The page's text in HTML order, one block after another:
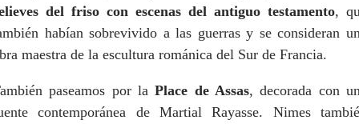
del friso con escenas del antiguo testamento,
habían sobrevivido a las guerras y se consideran
maestra de la escultura románica del Sur de Francia.
paseamos por laPlace de Assas, decorada con
contemporánea de Martial Rayasse. Nimes